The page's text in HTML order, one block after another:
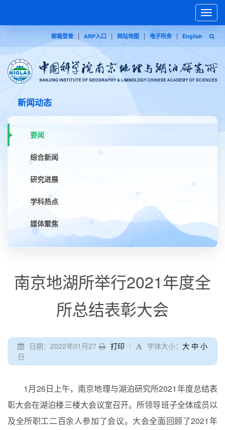
邮箱登录 | ARP入口 | 网站地图 | 电子所务 | English
Toggle
新闻动态
要闻
综合新闻
研究进展
学科热点
媒体聚焦
南京地湖所举行2021年度全
所总结表彰大会
打印 ｜ 字体大小： 大 中 小
日期：2022年01月27
日
1月26日上午，南京地理与湖泊研究所2021年度总结表
彰大会在湖泊楼三楼大会议室召开。所领导班子全体成员以
及全所职工二百余人参加了会议。大会全面回顾了2021年